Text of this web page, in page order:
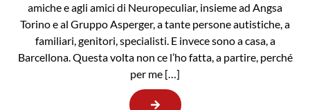
amiche e agli amici di Neuropeculiar, insieme ad Angsa
Torino e al Gruppo Asperger, a tante persone autistiche, a
familiari, genitori, specialisti. E invece sono a casa, a
Barcellona. Questa volta non ce l’ho fatta, a partire, perché
per me […]